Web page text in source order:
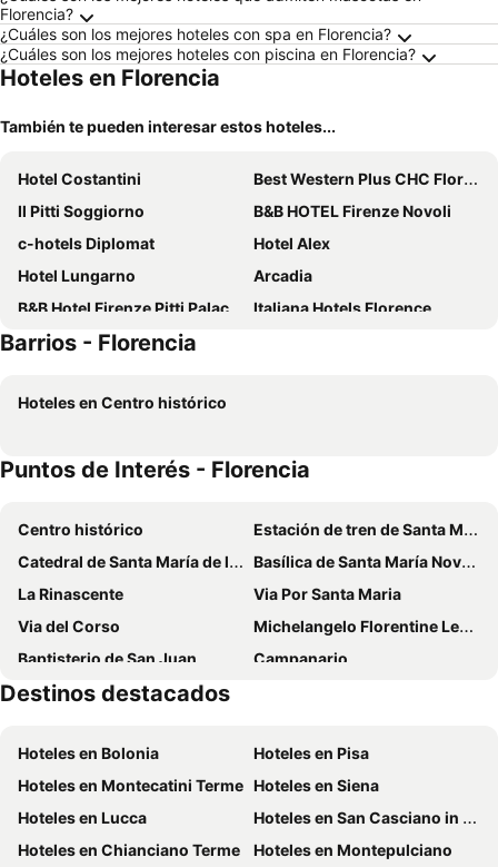
Florencia?
¿Cuáles son los mejores hoteles con spa en Florencia?
¿Cuáles son los mejores hoteles con piscina en Florencia?
Hoteles en Florencia
También te pueden interesar estos hoteles...
Hotel Costantini
Best Western Plus CHC Florence
Il Pitti Soggiorno
B&B HOTEL Firenze Novoli
c-hotels Diplomat
Hotel Alex
Hotel Lungarno
Arcadia
B&B Hotel Firenze Pitti Palace al Ponte Vecchio
Italiana Hotels Florence
Hotel Embassy
Hotel Boccaccio
Real
Luxury B&B La Dimora Degli Angeli
Villa Morghen
Hotel Delle Nazioni
The Social Hub Florence Belfiore
Ruby Bea Hotel Florence
NH Firenze
Hotel Duomo Firenze
Hotel Ginori Al Duomo
Hotel Villa Il Castagno
Loggia Fiorentina
Grand Hotel Baglioni
Hotel Ferrucci
Hotel Kraft
c-hotels Ambasciatori
Fattoria Il Milione Agriturismo Florence Old Bridge B&B
Hotel Romagna
Hotel Astro Mediceo
Four Seasons Hotel Firenze
Hotel Palazzo Vecchio
Barrios - Florencia
Hoteles en Centro histórico
Puntos de Interés - Florencia
Centro histórico
Estación de tren de Santa Maria Novella
Catedral de Santa María de la Flor
Basílica de Santa María Novella
La Rinascente
Via Por Santa Maria
Via del Corso
Michelangelo Florentine Leather
Baptisterio de San Juan
Campanario
Via Roma
Carmine
Osmannoro
Bellariva
Centro Histórico de Porretta
Nelson Mandela Forum
Brozzi
Destinos destacados
Hoteles en Bolonia
Hoteles en Pisa
Hoteles en Montecatini Terme Hoteles en Siena
Hoteles en Lucca
Hoteles en San Casciano in Val di Pesa
Hoteles en Chianciano Terme
Hoteles en Montepulciano